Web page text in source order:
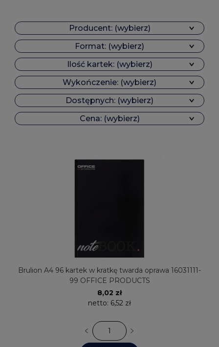
Producent: (wybierz)
Format: (wybierz)
Ilość kartek: (wybierz)
Wykończenie: (wybierz)
Dostępnych: (wybierz)
Cena: (wybierz)
Brulion A4 96 kartek w kratkę twarda oprawa 16031111-
99 OFFICE PRODUCTS
8,02 zł
netto: 6,52 zł